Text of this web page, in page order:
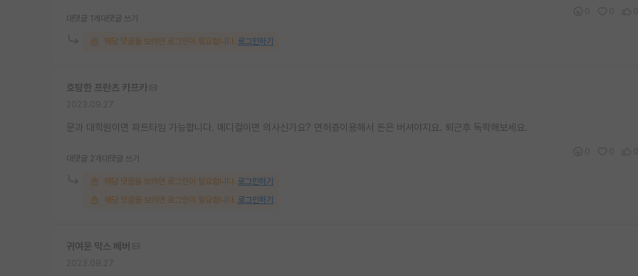
대댓글 1개 대댓글 쓰기
해당 댓글을 보려면 로그인이 필요합니다. 로그인하기
호탕한 프란츠 카프카
문과 대학원이면 파트타임 가능합니다. 메디컬이면 의사신가요? 면허증이용해서 돈은 버셔야지요. 퇴근후 독학해보세요.
대댓글 2개 대댓글 쓰기
해당 댓글을 보려면 로그인이 필요합니다. 로그인하기
해당 댓글을 보려면 로그인이 필요합니다. 로그인하기
귀여운 막스 베버